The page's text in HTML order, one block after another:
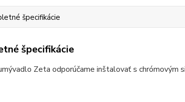
špecifikácie
špecifikácie
Zeta odporúčame inštalovať s chrómovým